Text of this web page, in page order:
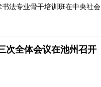
法专业骨干培训班在中央社会
次全体会议在池州召开